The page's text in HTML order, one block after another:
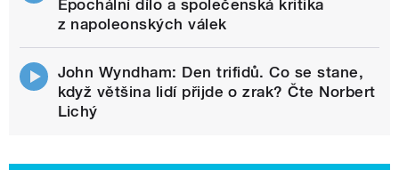
Epochální dílo a společenská kritika
z napoleonských válek
John Wyndham: Den trifidů. Co se stane,
když většina lidí přijde o zrak? Čte Norbert
Lichý